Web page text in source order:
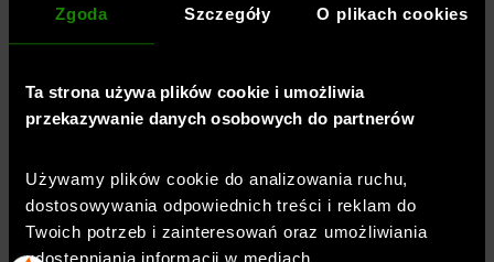
Zgoda Szczegóły O plikach cookies
Ta strona używa plików cookie i umożliwia
przekazywanie danych osobowych do partnerów
Używamy plików cookie do analizowania ruchu,
dostosowywania odpowiednich treści i reklam do
Twoich potrzeb i zainteresowań oraz umożliwiania
udostępniania informacji w mediach
boczna wpuszczana kieszeń
materiał o właściwościach
szeroki, elastyczny pas
elastyczny materiał 4Way Stretch
swobodnie rozciąga się we wszystkich